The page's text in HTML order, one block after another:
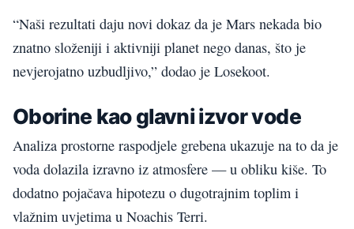
“Naši rezultati daju novi dokaz da je Mars nekada bio
znatno složeniji i aktivniji planet nego danas, što je
nevjerojatno uzbudljivo,” dodao je Losekoot.
Oborine kao glavni izvor vode
Analiza prostorne raspodjele grebena ukazuje na to da je
voda dolazila izravno iz atmosfere — u obliku kiše. To
dodatno pojačava hipotezu o dugotrajnim toplim i
vlažnim uvjetima u Noachis Terri.